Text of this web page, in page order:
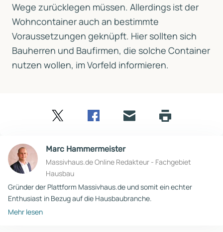
Wege zurücklegen müssen. Allerdings ist der
Wohncontainer auch an bestimmte
Voraussetzungen geknüpft. Hier sollten sich
Bauherren und Baufirmen, die solche Container
nutzen wollen, im Vorfeld informieren.
Marc Hammermeister
Massivhaus.de Online Redakteur - Fachgebiet
Hausbau
Gründer der Plattform Massivhaus.de und somit ein echter
Enthusiast in Bezug auf die Hausbaubranche.
Mehr lesen